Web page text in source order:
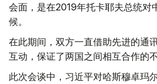
会面，是在2019年托卡耶夫总统对
候。
在此期间，双方一直借助先进的通
互动，保证了两国之间相互合作的
此次会谈中，习近平对哈斯穆卓玛